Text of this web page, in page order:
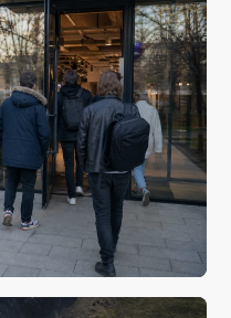
к жесткому
выборов